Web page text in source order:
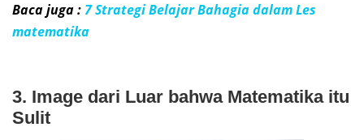
Baca juga :7 Strategi Belajar Bahagia dalam Les
matematika
3. Image dari Luar bahwa Matematika itu
Sulit